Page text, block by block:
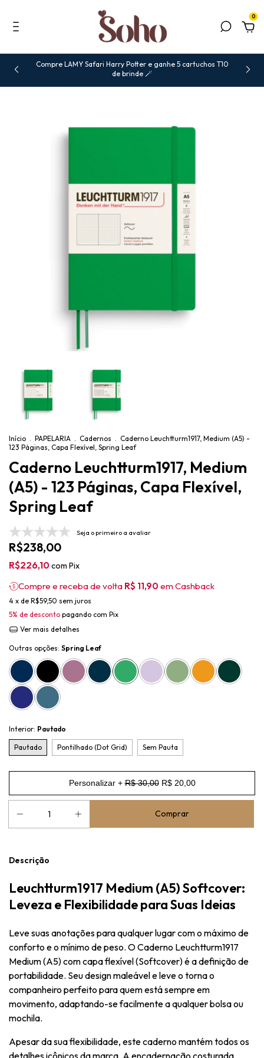
0
Compre LAMY Safari Harry Potter e ganhe 5 cartuchos T10
de brinde 🪄
Início . PAPELARIA . Cadernos . Caderno Leuchtturm1917, Medium (A5) -
123 Páginas, Capa Flexível, Spring Leaf
Caderno Leuchtturm1917, Medium
(A5) - 123 Páginas, Capa Flexível,
Spring Leaf
Seja o primeiro a avaliar
R$238,00
R$226,10com Pix
Compre e receba de volta R$ 11,90 em Cashback
4 x de R$59,50 sem juros
5% de desconto pagando com Pix
Ver mais detalhes
Outras opções: Spring Leaf
Interior: Pautado
Pautado Pontilhado (Dot Grid) Sem Pauta
Personalizar +R$ 30,00R$ 20,00
Descrição
Leuchtturm1917 Medium (A5) Softcover:
Leveza e Flexibilidade para Suas Ideias
Leve suas anotações para qualquer lugar com o máximo de
conforto e o mínimo de peso. O Caderno Leuchtturm1917
Medium (A5) com capa flexível (Softcover) é a definição de
portabilidade. Seu design maleável e leve o torna o
companheiro perfeito para quem está sempre em
movimento, adaptando-se facilmente a qualquer bolsa ou
mochila.
Apesar da sua flexibilidade, este caderno mantém todos os
detalhes icônicos da marca. A encadernação costurada